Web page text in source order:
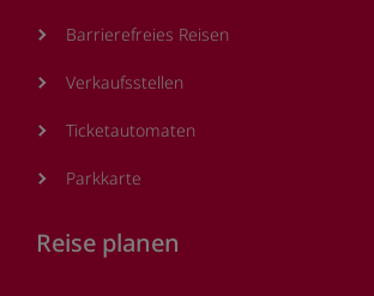
Barrierefreies Reisen
Verkaufsstellen
Ticketautomaten
Parkkarte
Reise planen